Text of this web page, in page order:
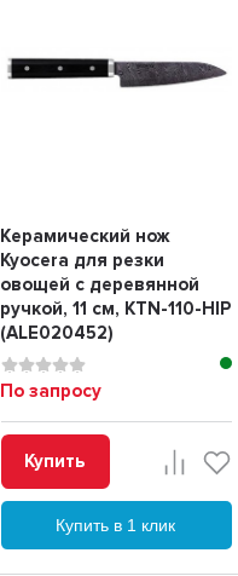
Керамический нож
Kyocera для резки
овощей с деревянной
ручкой, 11 см, KTN-110-HIP
(ALE020452)
По запросу
Купить
Купить в 1 клик